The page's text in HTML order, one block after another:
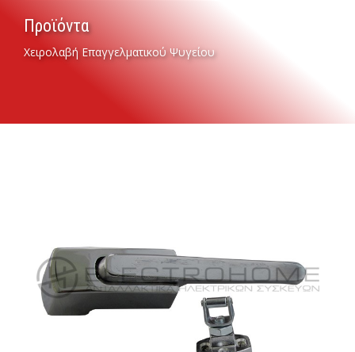
Προϊόντα
Χειρολαβή Επαγγελματικού Ψυγείου